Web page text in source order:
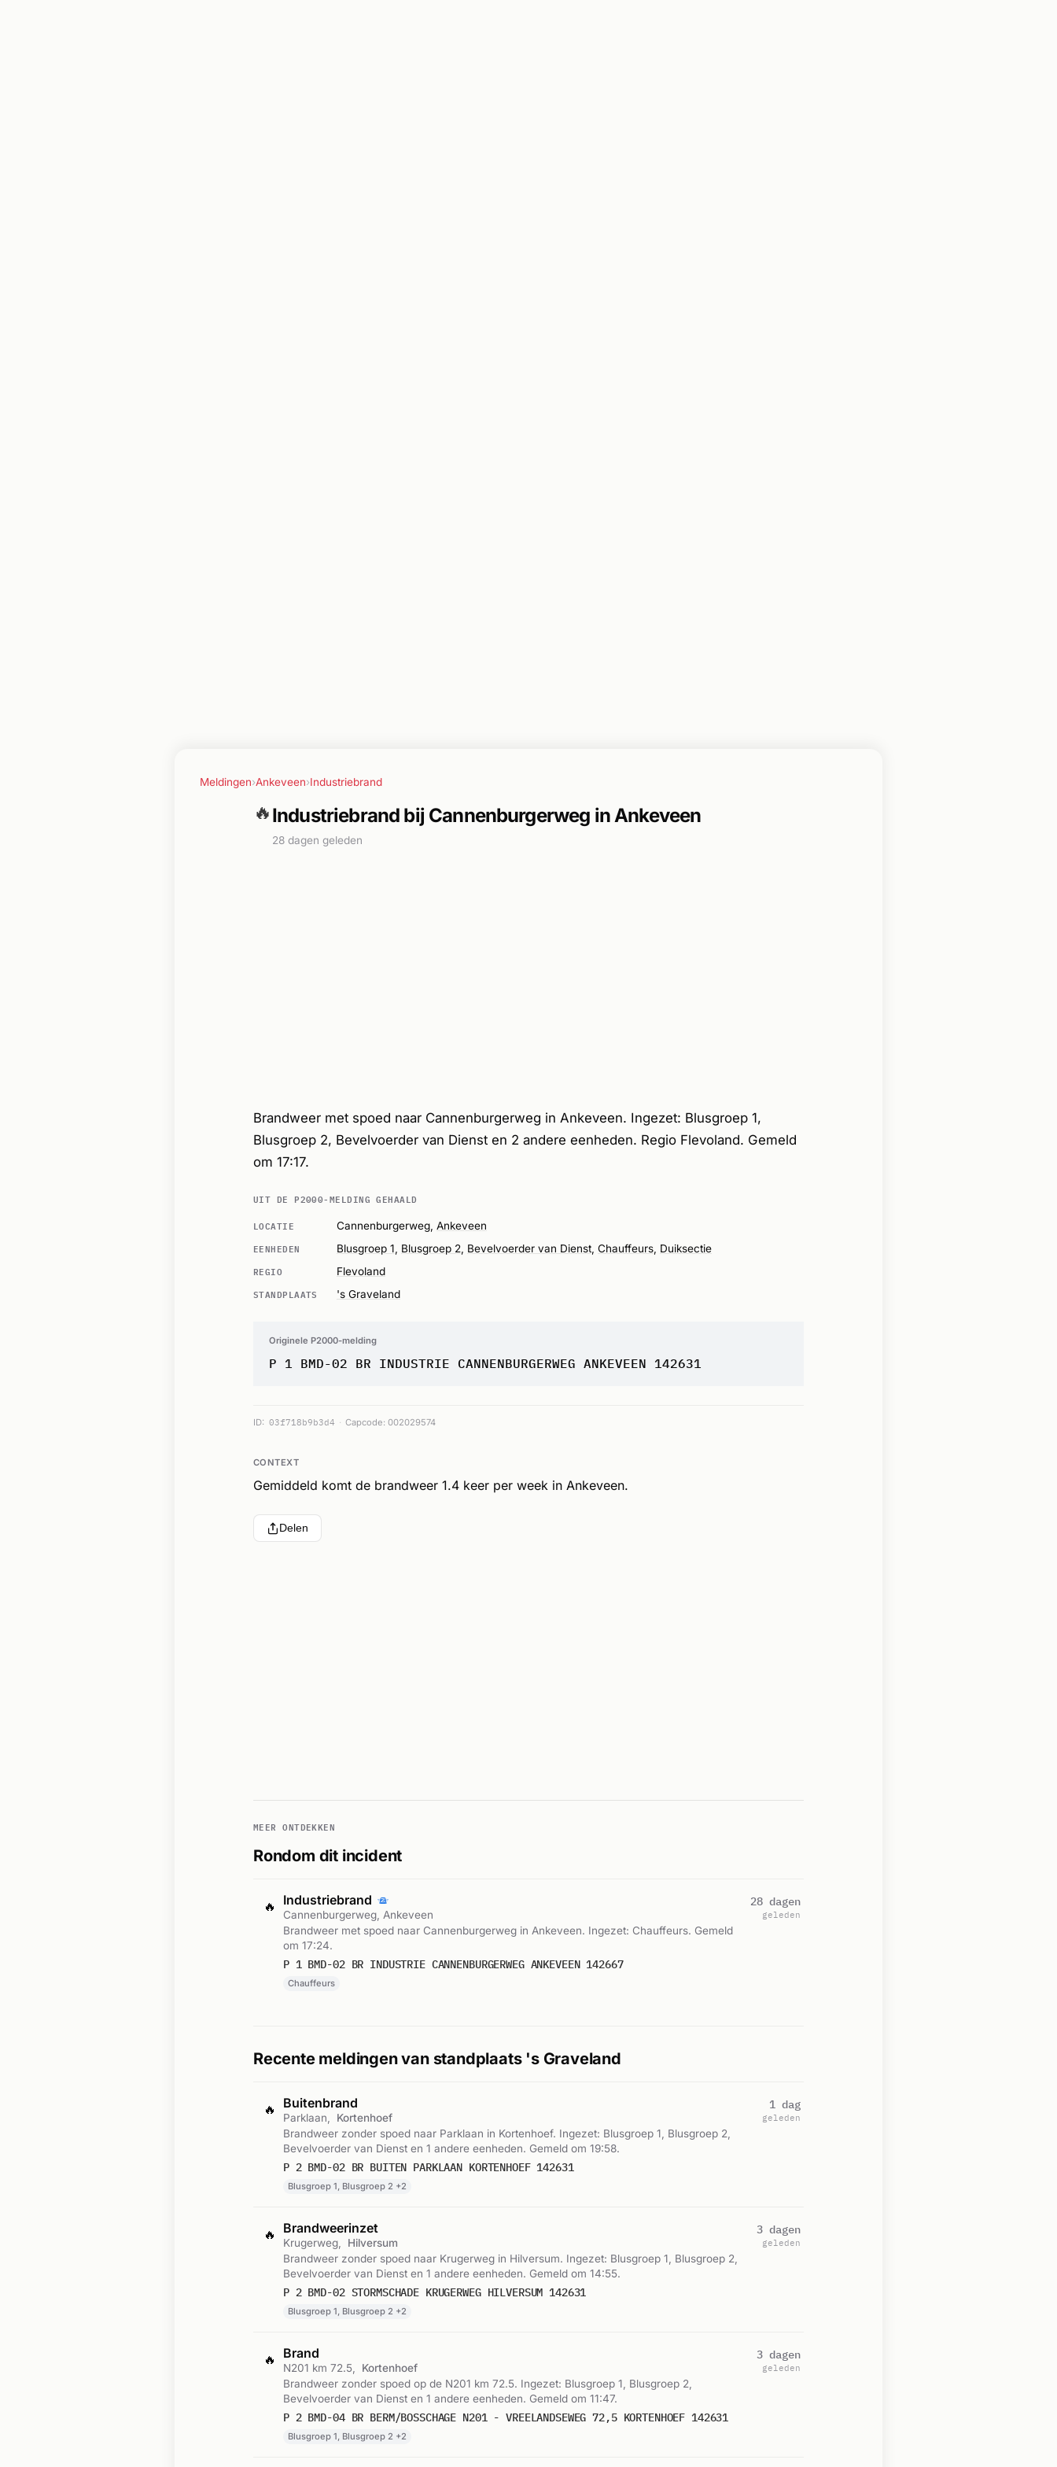
Meldingen›Ankeveen›Industriebrand
🔥Industriebrand bij Cannenburgerweg in Ankeveen
28 dagen geleden
Brandweer met spoed naar Cannenburgerweg in Ankeveen. Ingezet: Blusgroep 1,
Blusgroep 2, Bevelvoerder van Dienst en 2 andere eenheden. Regio Flevoland. Gemeld
om 17:17.
UIT DE P2000-MELDING GEHAALD
LOCATIE
Cannenburgerweg, Ankeveen
EENHEDEN Blusgroep 1 Blusgroep 2, Bevelvoerder van Dienst, Chauffeurs, Duiksectie
REGIO Flevoland
STANDPLAATS 's Graveland
Originele P2000-melding
P 1 BMD-02 BR INDUSTRIE CANNENBURGERWEG ANKEVEEN 142631
ID: 03f718b9b3d4 Capcode: 002029574
CONTEXT
Gemiddeld komt de brandweer 1.4 keer per week in Ankeveen.
Delen
MEER ONTDEKKEN
Rondom dit incident
🔥 Industriebrand
Cannenburgerweg, Ankeveen
Brandweer met spoed naar Cannenburgerweg in Ankeveen. Ingezet: Chauffeurs. Gemeld
om 17:24.
P 1 BMD-02 BR INDUSTRIE CANNENBURGERWEG ANKEVEEN 142667
Chauffeurs
28 dagen
geleden
Recente meldingen van standplaats 's Graveland
🔥 Buitenbrand
Parklaan,
Kortenhoef
Brandweer zonder spoed naar Parklaan in Kortenhoef. Ingezet: Blusgroep 1, Blusgroep 2,
Bevelvoerder van Dienst en 1 andere eenheden. Gemeld om 19:58.
P 2 BMD-02 BR BUITEN PARKLAAN KORTENHOEF 142631
Blusgroep 1, Blusgroep 2 +2
1 dag
geleden
🔥 Brandweerinzet
Krugerweg,
Hilversum
Brandweer zonder spoed naar Krugerweg in Hilversum. Ingezet: Blusgroep 1, Blusgroep 2,
Bevelvoerder van Dienst en 1 andere eenheden. Gemeld om 14:55.
P 2 BMD-02 STORMSCHADE KRUGERWEG HILVERSUM 142631
Blusgroep 1, Blusgroep 2 +2
3 dagen
geleden
🔥 Brand
N201 km 72.5,
Kortenhoef
Brandweer zonder spoed op de N201 km 72.5. Ingezet: Blusgroep 1, Blusgroep 2,
Bevelvoerder van Dienst en 1 andere eenheden. Gemeld om 11:47.
P 2 BMD-04 BR BERM/BOSSCHAGE N201 - VREELANDSEWEG 72,5 KORTENHOEF 142631
Blusgroep 1, Blusgroep 2 +2
3 dagen
geleden